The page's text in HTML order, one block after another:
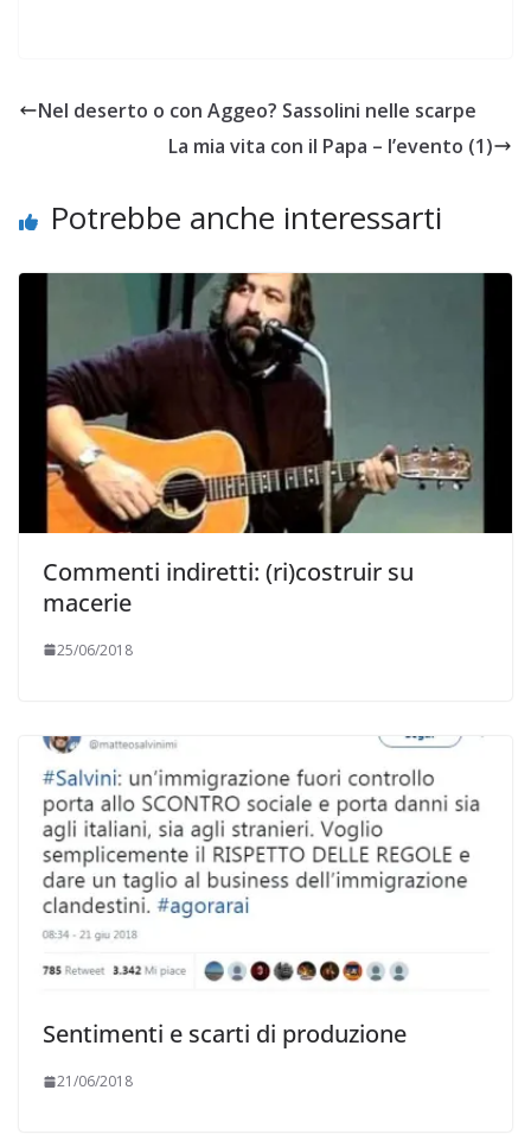
Nel deserto o con Aggeo? Sassolini nelle scarpe
La mia vita con il Papa – l’evento (1)
Potrebbe anche interessarti
Commenti indiretti: (ri)costruir su
macerie
25/06/2018
Sentimenti e scarti di produzione
21/06/2018